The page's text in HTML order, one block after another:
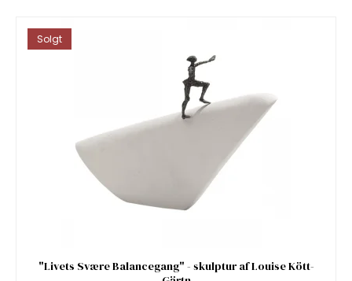
Solgt
"Livets Svære Balancegang" - skulptur af Louise Kött-